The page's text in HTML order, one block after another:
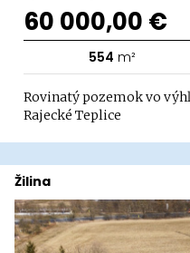
60 000,00 €
554 m²
Rovinatý pozemok vo
Rajecké Teplice
Žilina